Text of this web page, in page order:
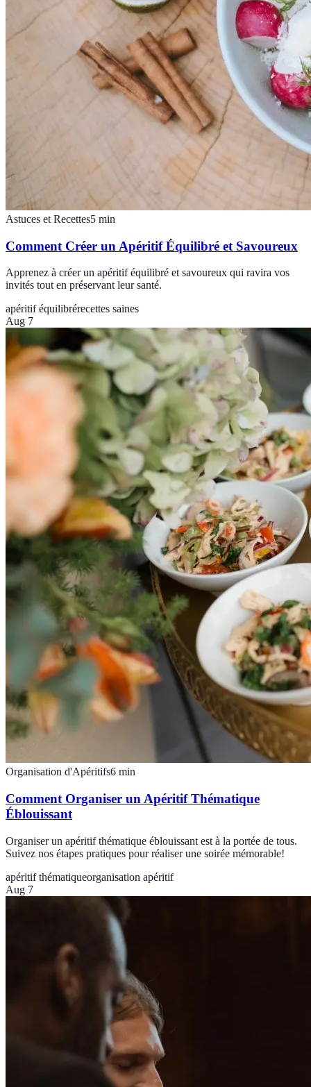
Astuces et Recettes5 min
Comment Créer un Apéritif Équilibré et Savoureux
Apprenez à créer un apéritif équilibré et savoureux qui ravira vos
invités tout en préservant leur santé.
apéritif équilibrérecettes saines
Aug 7
Organisation d'Apéritifs6 min
Comment Organiser un Apéritif Thématique
Éblouissant
Organiser un apéritif thématique éblouissant est à la portée de tous.
Suivez nos étapes pratiques pour réaliser une soirée mémorable!
apéritif thématiqueorganisation apéritif
Aug 7